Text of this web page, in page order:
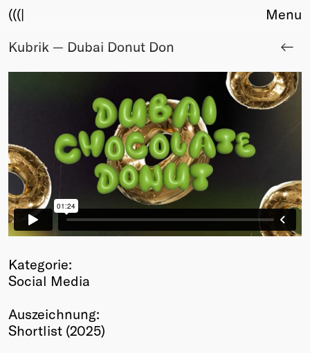
(((|
About
Events
Upcoming
Past
Membership
Members
Young Creatives
Winners
Menu
Kubrik — Dubai Donut Don
Kategorie:
Social Media
Auszeichnung:
Shortlist (2025)